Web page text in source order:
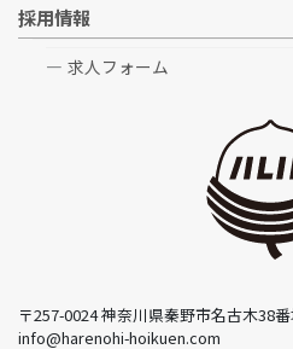
採用情報
求人フォーム
〒257-0024 神奈川県秦野市名古木38番
info@harenohi-hoikuen.com